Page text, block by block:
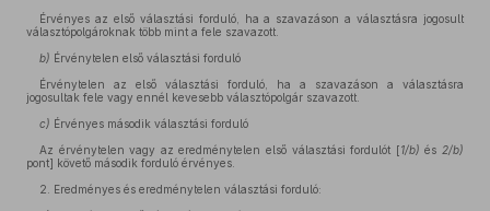
Érvényes az első választási forduló, ha a szavazáson a választásra jogosult
választópolgároknak több mint a fele szavazott.
b) Érvénytelen első választási forduló
Érvénytelen az első választási forduló, ha a szavazáson a választásra
jogosultak fele vagy ennél kevesebb választópolgár szavazott.
c) Érvényes második választási forduló
Az érvénytelen vagy az eredménytelen első választási fordulót [1/b) és 2/b)
pont] követő második forduló érvényes.
2. Eredményes és eredménytelen választási forduló: